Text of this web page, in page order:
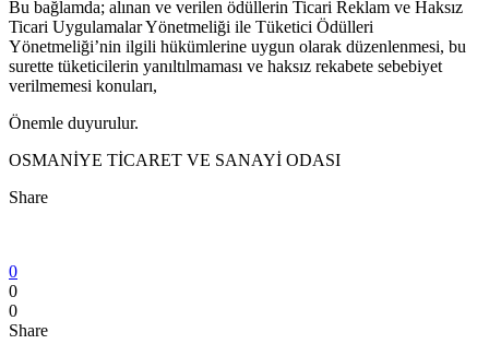
Bu bağlamda; alınan ve verilen ödüllerin Ticari Reklam ve Haksız
Ticari Uygulamalar Yönetmeliği ile Tüketici Ödülleri
Yönetmeliği’nin ilgili hükümlerine uygun olarak düzenlenmesi, bu
surette tüketicilerin yanıltılmaması ve haksız rekabete sebebiyet
verilmemesi konuları,
Önemle duyurulur.
OSMANİYE TİCARET VE SANAYİ ODASI
Share
0
0
0
Share